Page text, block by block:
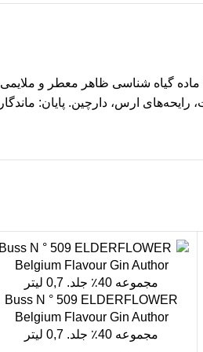
ارس، دارچین. پایان:
Buss N ° 509 ELDERFLOWER
Belgium Flavour Gin Author
مجموعه 40٪ جلد. 0,7 لیتر